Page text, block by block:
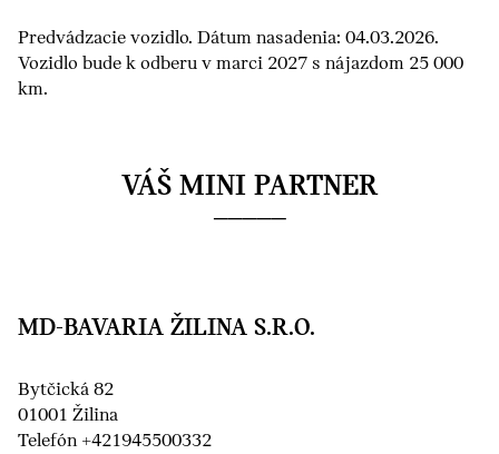
Predvádzacie vozidlo. Dátum nasadenia: 04.03.2026.
Vozidlo bude k odberu v marci 2027 s nájazdom 25 000
km.
VÁŠ MINI PARTNER
MD-BAVARIA ŽILINA S.R.O.
Bytčická 82
01001 Žilina
Telefón +421945500332